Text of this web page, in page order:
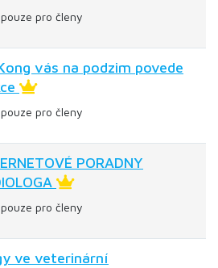
pro členy
vás na podzim povede
pro členy
PORADNY
pro členy
ve veterinární